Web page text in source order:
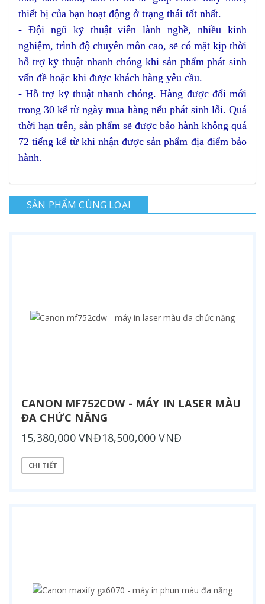
thiết bị của bạn hoạt động ở trạng thái tốt nhất.
- Đội ngũ kỹ thuật viên lành nghề, nhiều kinh
nghiệm, trình độ chuyên môn cao, sẽ có mặt kịp thời
hỗ trợ kỹ thuật nhanh chóng khi sản phẩm phát sinh
vấn đề hoặc khi được khách hàng yêu cầu.
- Hỗ trợ kỹ thuật nhanh chóng. Hàng được đổi mới
trong 30 kể từ ngày mua hàng nếu phát sinh lỗi. Quá
thời hạn trên, sản phẩm sẽ được bảo hành không quá
72 tiếng kể từ khi nhận được sản phẩm địa điểm bảo
hành.
SẢN PHẨM CÙNG LOẠI
CANON MF752CDW - MÁY IN LASER MÀU
ĐA CHỨC NĂNG
15,380,000 VNĐ18,500,000 VNĐ
CHI TIẾT